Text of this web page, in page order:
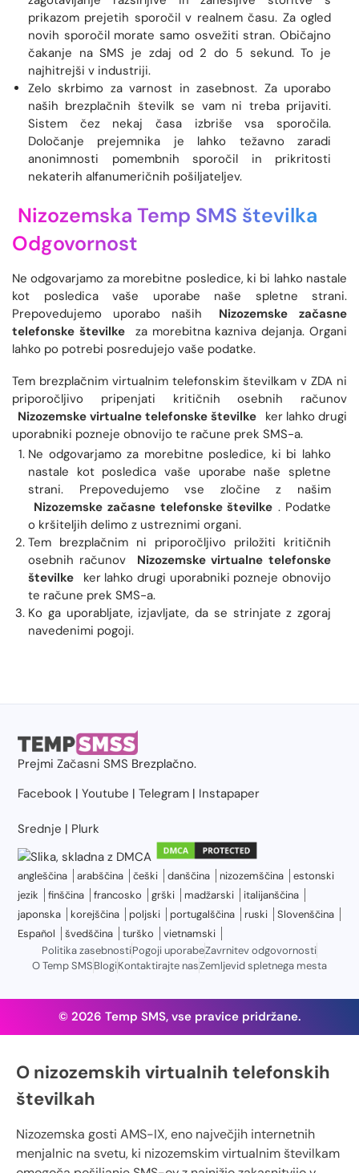
prikazom prejetih sporočil v realnem času. Za ogled
novih sporočil morate samo osvežiti stran. Običajno
čakanje na SMS je zdaj od 2 do 5 sekund. To je
najhitrejši v industriji.
Zelo skrbimo za varnost in zasebnost. Za uporabo
naših brezplačnih številk se vam ni treba prijaviti.
Sistem čez nekaj časa izbriše vsa sporočila.
Določanje prejemnika je lahko težavno zaradi
anonimnosti pomembnih sporočil in prikritosti
nekaterih alfanumeričnih pošiljateljev.
Nizozemska Temp SMS številka
Odgovornost
Ne odgovarjamo za morebitne posledice, ki bi lahko nastale
kot posledica vaše uporabe naše spletne strani.
Prepovedujemo uporabo naših
Nizozemske začasne
telefonske številke
za morebitna kazniva dejanja. Organi
lahko po potrebi posredujejo vaše podatke.
Tem brezplačnim virtualnim telefonskim številkam v ZDA ni
priporočljivo pripenjati kritičnih osebnih računov
Nizozemske virtualne telefonske številke ker lahko drugi
uporabniki pozneje obnovijo te račune prek SMS-a.
Ne odgovarjamo za morebitne posledice, ki bi lahko
nastale kot posledica vaše uporabe naše spletne
strani. Prepovedujemo vse zločine z našim
Nizozemske začasne telefonske številke . Podatke
o kršiteljih delimo z ustreznimi organi.
Tem brezplačnim ni priporočljivo priložiti kritičnih
osebnih računov
Nizozemske virtualne telefonske
številke
ker lahko drugi uporabniki pozneje obnovijo
te račune prek SMS-a.
Ko ga uporabljate, izjavljate, da se strinjate z zgoraj
navedenimi pogoji.
PrejmiZačasni SMS Brezplačno.
Facebook |Youtube |Telegram | Instapaper
Srednje | Plurk
angleščina arabščina češki danščina nizozemščina
estonski
jezik
finščina francosko grški madžarski
italijanščina
japonska
korejščina poljski portugalščina ruski
Slovenščina
Español
švedščina turško
vietnamski
Politika zasebnostiPogoji uporabeZavrnitev odgovornosti
O Temp SMSBlogiKontaktirajte nasZemljevid spletnega mesta
© 2026 Temp SMS, vse pravice pridržane.
O nizozemskih virtualnih telefonskih
številkah
Nizozemska gosti AMS-IX, eno največjih internetnih
menjalnic na svetu, ki nizozemskim virtualnim številkam